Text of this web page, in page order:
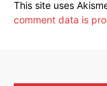
This site uses
comment data is